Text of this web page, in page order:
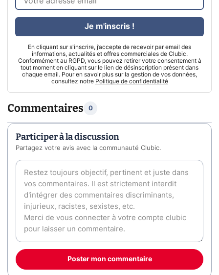
En cliquant sur s'inscrire, j’accepte de recevoir par email des
informations, actualités et offres commerciales de Clubic.
Conformément au RGPD, vous pouvez retirer votre consentement à
tout moment en cliquant sur le lien de désinscription présent dans
chaque email. Pour en savoir plus sur la gestion de vos données,
consultez notre Politique de confidentialité
Je m'inscris !
Commentaires 0
Participer à la discussion
Partagez votre avis avec la communauté Clubic.
Poster mon commentaire